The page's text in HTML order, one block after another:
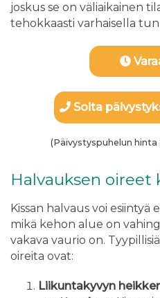
joskus se on väliaikainen
tehokkaasti varhaisella
Soita
(Päivystyspuhelun hinta
Halvauksen oireet
Kissan halvaus voi esiintyä
mikä kehon alue on
vakava vaurio on.
oireita ovat:
Liikuntakyvyn